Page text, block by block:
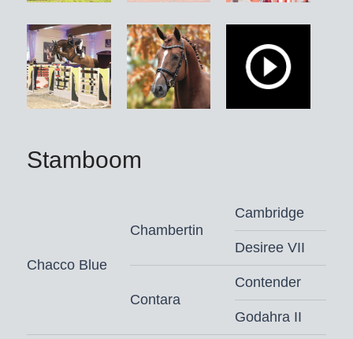
Andere goedgekeurde hengsten zijn
de Mecklenburger kampioenshengst
Criss Cross, de tweede
reservekampioen in Westfalen Chac
premiehengst en Hengstmarkt-
prijstopper Chaclight, de voor 205.000
de Zangersheide-keuring, en de in
Zweden tot verrichtingskampioen
uitgeroepen Chaccafly CL. Cannetta
PS was met een slotbod van 252.000
euro de tweede prijstopper bij de
F.O.S. Flyinge Open Sales en
Stamboom
Chacco Blue
Chambertin
Cambridge
Desiree VII
Contara
Contender
Godahra II